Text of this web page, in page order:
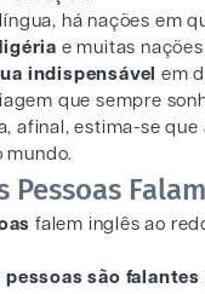
há nações em
e muitas
indispensável em
que sempre
afinal, estima-se
mundo.
Pessoas
falem inglês ao
são